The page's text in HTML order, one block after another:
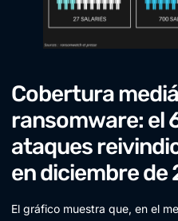
Cobertura
ransomware: el
ataques
en diciembre de
El gráfico muestra que, en el